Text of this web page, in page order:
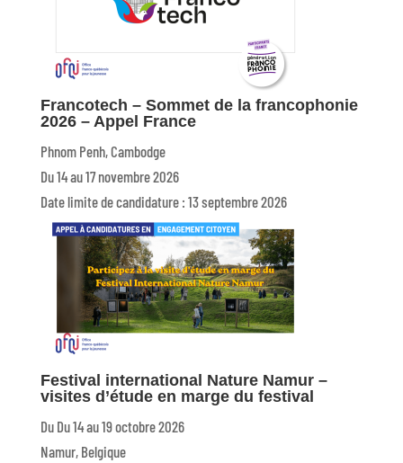
Francotech – Sommet de la francophonie
2026 – Appel France
Phnom Penh, Cambodge
Du 14 au 17 novembre 2026
Date limite de candidature : 13 septembre 2026
Festival international Nature Namur –
visites d’étude en marge du festival
Du Du 14 au 19 octobre 2026
Namur, Belgique